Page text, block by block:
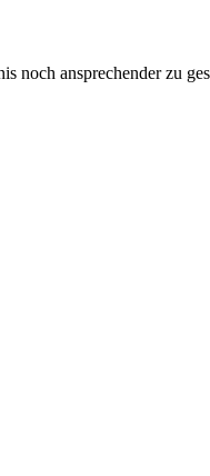
noch ansprechender zu